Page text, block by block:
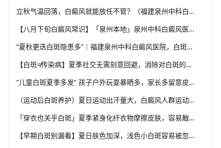
立秋气温回落，白癜风就能放任不管？（福建泉州中科白癜风医院）这些误区要避开
【八月下旬白癜风常识】「泉州本地」泉州中科白癜风医院，换季调适，守护皮肤健康状态
“夏秋更迭白斑隐患多”｜福建泉州中科白癜风医院，白斑出现变化，切莫盲目自行处理
【白斑≠传染病】夏季社交无需刻意回避，消除对白斑的误解，泉州中科白癜风医院科普白癜风基础常识
“儿童白斑夏季多发” 孩子户外玩耍暴晒多，家长多留意皮肤变化，泉州中科白癜风医院浅谈孩童白斑相关护理
（运动后白斑养护）夏日运动出汗量大，白癜风人群运动需兼顾防晒与干爽，泉州中科白癜风医院分享运动注意点
「穿衣也关乎白斑」夏季紧身化纤衣物摩擦皮肤，容易触发同形反应，泉州中科白癜风医院推荐白斑人群穿搭选择
【早期白斑别漏看】夏日肤色加深，浅色小白斑容易被忽略，泉州中科白癜风医院提示发现异常白斑尽早筛查